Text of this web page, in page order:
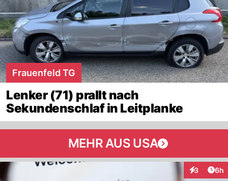
Frauenfeld TG
Lenker (71) prallt nach
Sekundenschlaf in Leitplanke
MEHR AUS USA
3 6h